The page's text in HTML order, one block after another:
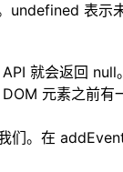
表示
就会返回 null。
元素之前
们。在